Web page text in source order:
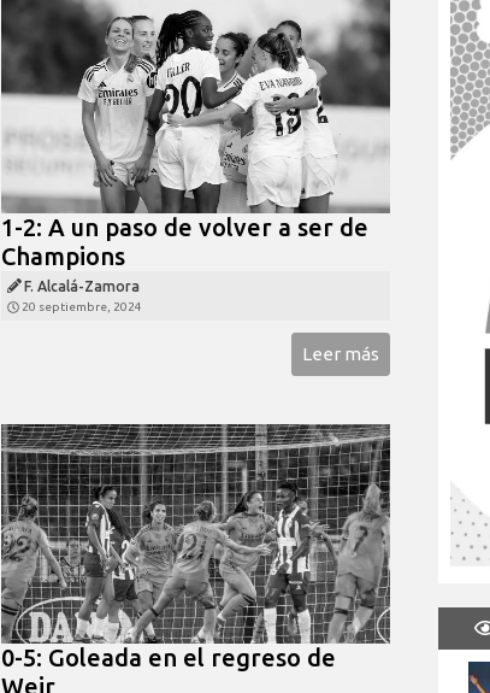
1-2: A un paso de volver a ser de
Champions
F. Alcalá-Zamora
20 septiembre, 2024
Leer más
0-5: Goleada en el regreso de
Weir